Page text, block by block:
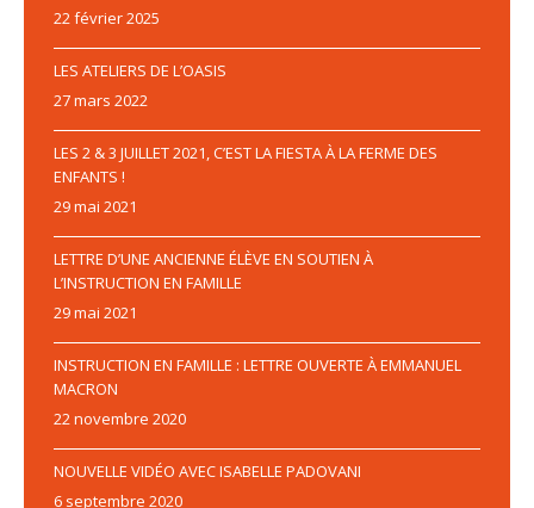
22 février 2025
LES ATELIERS DE L’OASIS
27 mars 2022
LES 2 & 3 JUILLET 2021, C’EST LA FIESTA À LA FERME DES
ENFANTS !
29 mai 2021
LETTRE D’UNE ANCIENNE ÉLÈVE EN SOUTIEN À
L’INSTRUCTION EN FAMILLE
29 mai 2021
INSTRUCTION EN FAMILLE : LETTRE OUVERTE À EMMANUEL
MACRON
22 novembre 2020
NOUVELLE VIDÉO AVEC ISABELLE PADOVANI
6 septembre 2020